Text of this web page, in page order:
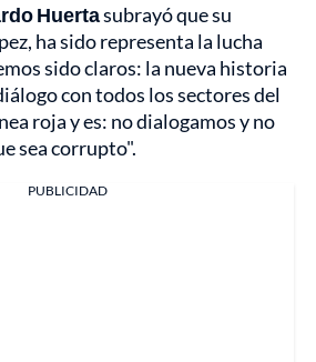
Huertasubrayó que su
ha sido representa la lucha
sido claros: la nueva historia
con todos los sectores del
roja y es: no dialogamos y no
sea corrupto".
PUBLICIDAD